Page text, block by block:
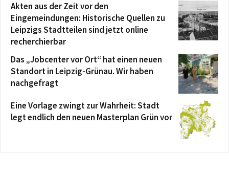
Akten aus der Zeit vor den
Eingemeindungen: Historische Quellen zu
Leipzigs Stadtteilen sind jetzt online
recherchierbar
Das „Jobcenter vor Ort“ hat einen neuen
Standort in Leipzig-Grünau. Wir haben
nachgefragt
Eine Vorlage zwingt zur Wahrheit: Stadt
legt endlich den neuen Masterplan Grün vor